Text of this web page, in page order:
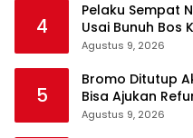
4
Pelaku Sempat
Usai Bunuh Bos
Agustus 9, 2026
5
Bromo Ditutup
Bisa Ajukan
Agustus 9, 2026